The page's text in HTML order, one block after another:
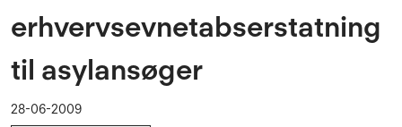
erhvervsevnetabserstatning
til asylansøger
28-06-2009